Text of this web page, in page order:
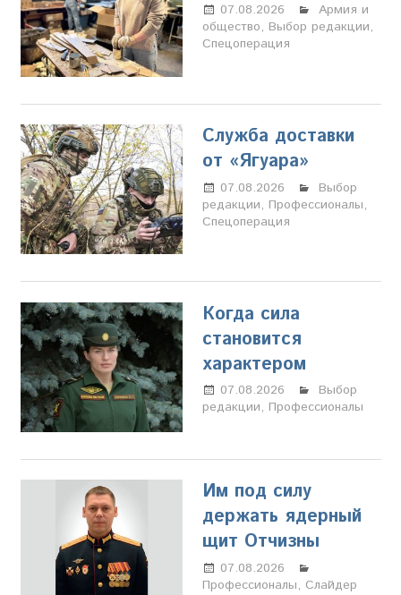
07.08.2026
Настя
Свиридова
Армия и
общество, Выбор редакции,
Спецоперация
Служба доставки
от «Ягуара»
07.08.2026
Настя
Свиридова
Выбор
редакции, Профессионалы,
Спецоперация
Когда сила
становится
характером
07.08.2026
Настя
Свиридова
Выбор
редакции, Профессионалы
Им под силу
держать ядерный
щит Отчизны
07.08.2026
Свиридова
Профессионалы, Слайдер